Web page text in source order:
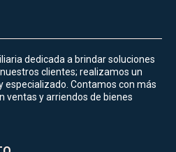
dedicada a brindar soluciones
clientes; realizamos un
Contamos con más
ventas y arriendos de bienes